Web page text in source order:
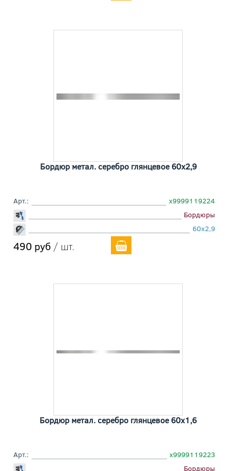
Бордюр метал. серебро глянцевое 60x2,9
Арт.:
х9999119224
Бордюры
60x2,9
490 руб / шт.
Бордюр метал. серебро глянцевое 60x1,6
Арт.:
х9999119223
Бордюры